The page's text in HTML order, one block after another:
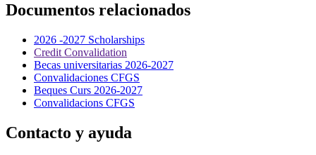
Documentos relacionados
2026 -2027 Scholarships
Credit Convalidation
Becas universitarias 2026-2027
Convalidaciones CFGS
Beques Curs 2026-2027
Convalidacions CFGS
Contacto y ayuda